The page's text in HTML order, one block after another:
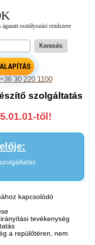
30 220 1100
szolgáltatás
től!
kapcsolódó
tevékenység
a repülőtéren, nem